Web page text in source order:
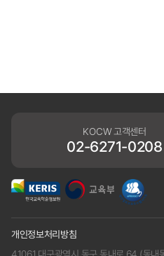
KOCW 고객센터
02-6271-0208
개인정보처리방침